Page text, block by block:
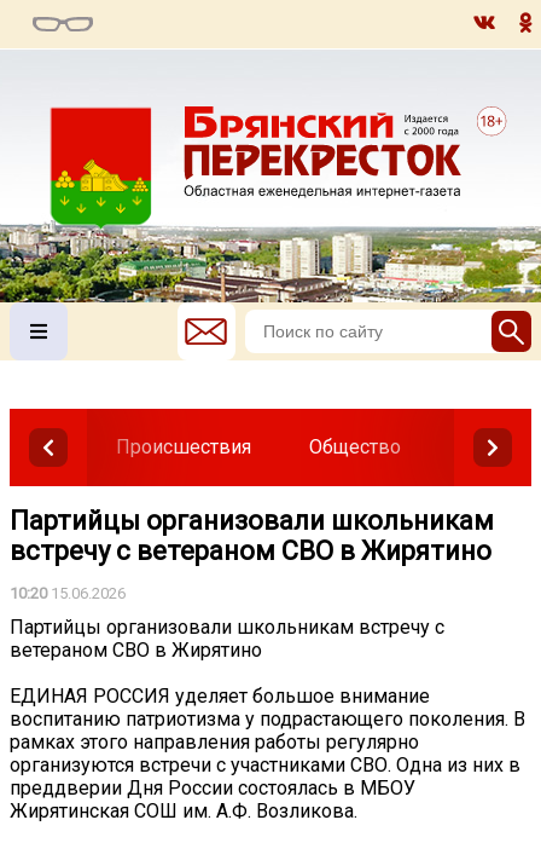
Происшествия Общество Власть
Партийцы организовали школьникам
встречу с ветераном СВО в Жирятино
10:2015.06.2026
Партийцы организовали школьникам встречу с
ветераном СВО в Жирятино
ЕДИНАЯ РОССИЯ уделяет большое внимание
воспитанию патриотизма у подрастающего поколения. В
рамках этого направления работы регулярно
организуются встречи с участниками СВО. Одна из них в
преддверии Дня России состоялась в МБОУ
Жирятинская СОШ им. А.Ф. Возликова.